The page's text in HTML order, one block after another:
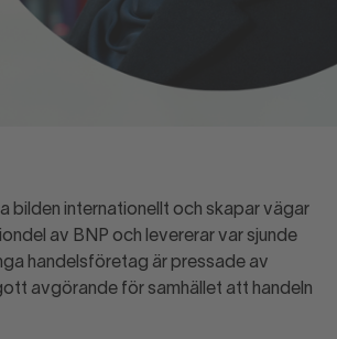
bilden internationellt och skapar vägar
av BNP och levererar var sjunde
handelsföretag är pressade av
avgörande för samhället att handeln